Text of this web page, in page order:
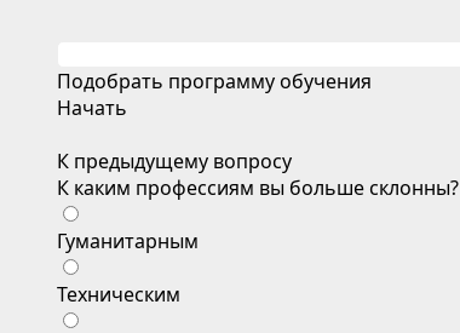
Подобрать программу обучения
Начать
К предыдущему вопросу
К каким профессиям вы больше склонны?
Гуманитарным
Техническим